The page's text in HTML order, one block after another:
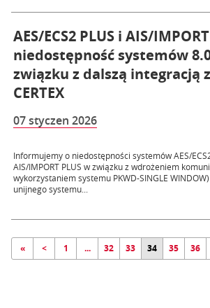
AES/ECS2 PLUS i AIS/
niedostępność systemów
związku z dalszą integracją z
CERTEX
07 styczen 2026
Informujemy o niedostępności systemów AES/
AIS/IMPORT PLUS w związku z wdrożeniem
wykorzystaniem systemu PKWD-SINGLE
unijnego systemu...
« < 1 ... 32 33 34 35 36